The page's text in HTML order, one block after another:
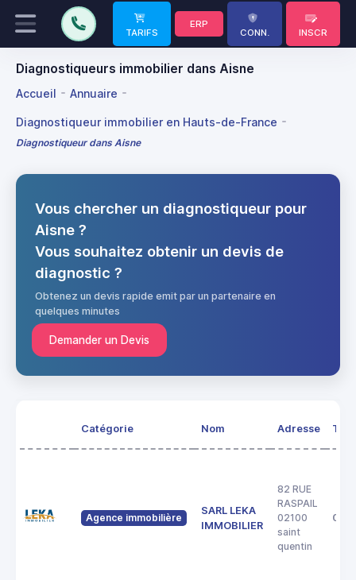
TARIFS
ERP
CONN.
INSCR
Diagnostiqueurs immobilier dans Aisne
Accueil Annuaire
Diagnostiqueur immobilier en Hauts-de-France
Diagnostiqueur dans Aisne
Vous chercher un diagnostiqueur pour
Aisne ?
Vous souhaitez obtenir un devis de
diagnostic ?
Obtenez un devis rapide emit par un partenaire en
quelques minutes
Demander un Devis
Catégorie Nom Adresse
Agence immobilière
SARL LEKA
IMMOBILIER
82 RUE
RASPAIL
02100
saint
quentin